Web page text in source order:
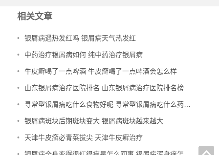
相关文章
• 银屑病遇热发红吗 银屑病天气热发红
• 中药治疗银屑病如何 纯中药治疗银屑病
• 牛皮癣喝了一点啤酒 牛皮癣喝了一点啤酒会怎么样
• 山东银屑病治疗医院排名 山东银屑病治疗医院排名榜
• 寻常型银屑病吃什么食物好呢 寻常型银屑病吃什么药效果好
• 银屑病斑块后期斑块变大 银屑病斑块越来越大
• 天津牛皮癣必青菜拔尖 天津牛皮癣治疗